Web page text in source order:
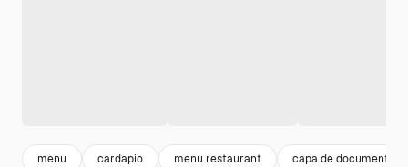
menu cardapio menu restaurant capa de documento